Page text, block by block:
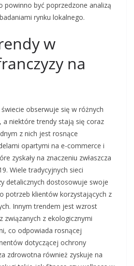
powinno być poprzedzone analizą
rynku lokalnego.
w
na
obserwuje się w różnych
a niektóre trendy stają się coraz
z nich jest rosnące
opartymi na e-commerce i
zyskały na znaczeniu zwłaszcza
Wiele tradycyjnych sieci
detalicznych dostosowuje swoje
potrzeb klientów korzystających z
Innym trendem jest wzrost
związanych z ekologicznymi
co odpowiada rosnącej
dotyczącej ochrony
zdrowotna również zyskuje na